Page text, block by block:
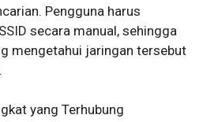
Pengguna harus
secara manual, sehingga
mengetahui jaringan tersebut
yang Terhubung